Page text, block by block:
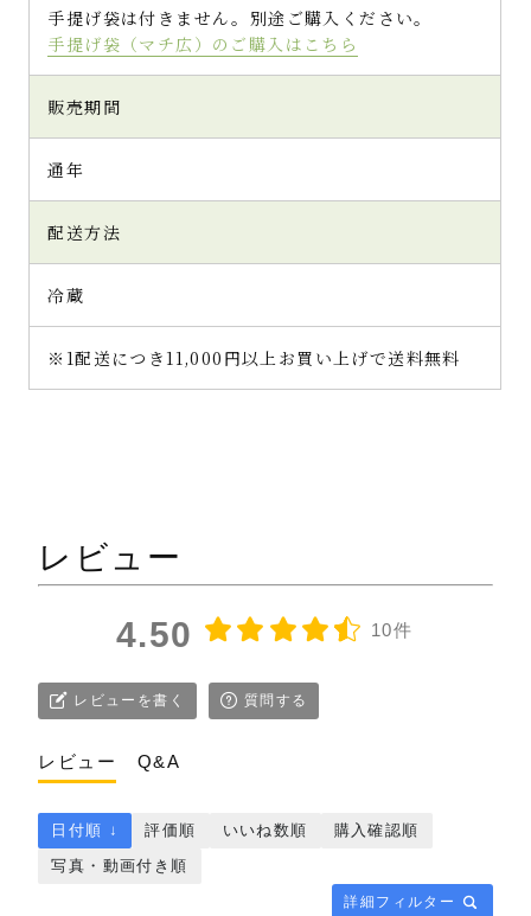
化粧箱を開けると、主役の抹茶ゼリー4個がお
目見え♪。思った以上のボリュームがありま
す。ちょっとしたお茶請けという量ではなく、
結構食べごたえありです。
イメージを感じさせる透明な寒天があり、そ
の下に大切りサイズの宇治抹茶ゼリーと小豆が
入っています。 紹介写真のように、素敵にガ
れたようになっていて、とり分けようとした
ら、宇治抹茶ゼリーが欠けてしまいました
（汗）。
味が口の中に広がります。宇治抹茶ゼリー自体
は、甘味はほどんどありません。小豆と栗が
上品な甘さとなっとなっていて、それらと一
緒に食べることで、和と洋のハーモニーが奏
でられるのです。
人向けのスイーツと言えます。
して後味も良い。また見た目も爽やかな風流
す。
賞味期限が4日と短いので、贈り物にする場合
手提げ袋は付きません。別途ご購入ください。
手提げ袋（マチ広）のご購入はこちら
販売期間
通年
配送方法
冷蔵
※1配送につき11,000円以上お買い上げで送料無料
レビュー
4.50 10件
レビューを書く 質問する
レビュー Q&A
詳細フィルター
日付順 ↓ 評価順 いいね数順
購入確認順
写真・動画付き順